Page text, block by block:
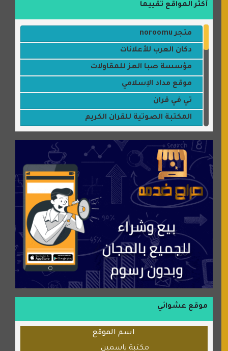
أكثر المواقع تقييما
متجر noroomu
دكان العرب للأعلانات
مؤسسة صبا العز للمقاولات
موقع مداد الإسلامي
تي في قران
المكتبة الصوتية للقران الكريم
جميلتي حواء
موقع سيارات عربية
عالم كوكي
سورة قران
شركة إعمار الرياض للخدمات المنزلية
شبكة رأيي
موسوعة نور الرحمن
منتدى جيوش الهكرز
بلو باص
موقع حراج خدمة
الطبي
قراننا
موقع عشوائي
اسم الموقع
مكتبة ياسمين